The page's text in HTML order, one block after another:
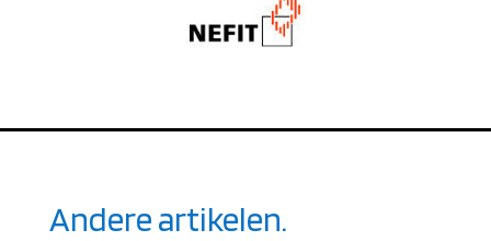
Andere artikelen.